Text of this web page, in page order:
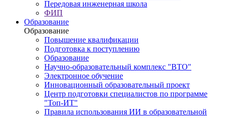
Передовая инженерная школа
ФИП
Образование
Образование
Повышение квалификации
Подготовка к поступлению
Образование
Научно-образовательный комплекс "ВТО"
Электронное обучение
Инновационный образовательный проект
Центр подготовки специалистов по программе
"Топ-ИТ"
Правила использования ИИ в образовательной